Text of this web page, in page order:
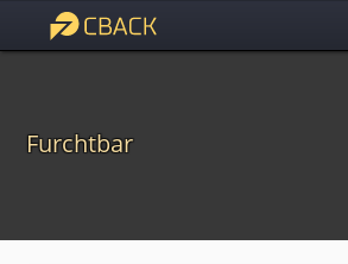
Furchtbar